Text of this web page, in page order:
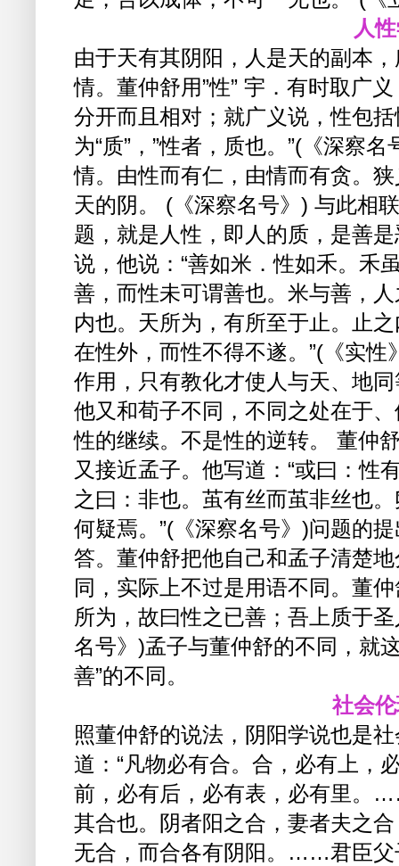
人
由于天有其阴阳，人是天的副本
情。董仲舒用”性” 宇．有时取广
分开而且相对；就广义说，性包
为“质”，”性者，质也。”(《深察
情。由性而有仁，由情而有贪。
天的阴。 (《深察名号》) 与此相
题，就是人性，即人的质，是善
说，他说：“善如米．性如禾。禾
善，而性未可谓善也。米与善，
内也。天所为，有所至于止。止
在性外，而性不得不遂。”(《实
作用，只有教化才使人与天、地
他又和荀子不同，不同之处在于
性的继续。不是性的逆转。 董仲
又接近孟子。他写道：“或曰：性
之曰：非也。茧有丝而茧非丝也
何疑焉。”(《深察名号》)问题的
答。董仲舒把他自己和孟子清楚
同，实际上不过是用语不同。董
所为，故曰性之已善；吾上质于
名号》)孟子与董仲舒的不同，就
善”的不同。
社会
照董仲舒的说法，阴阳学说也是
道：“凡物必有合。合，必有上，
前，必有后，必有表，必有里。
其合也。阴者阳之合，妻者夫之
无合，而合各有阴阳。……君臣父